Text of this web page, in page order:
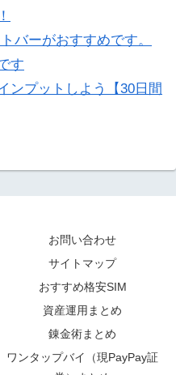
バーがおすすめです。
す
ンプットしよう【30日間
お問い合わせ
サイトマップ
おすすめ格安SIM
資産運用まとめ
錬金術まとめ
ワンタップバイ（現PayPay証